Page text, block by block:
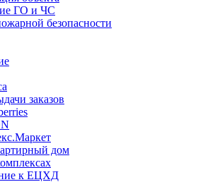
ГО и ЧС
безопасности
заказов
дом
к ЕЦХД